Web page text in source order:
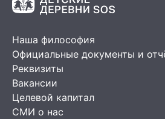
Наша философия
Официальные документы и
Реквизиты
Вакансии
Целевой капитал
СМИ о нас